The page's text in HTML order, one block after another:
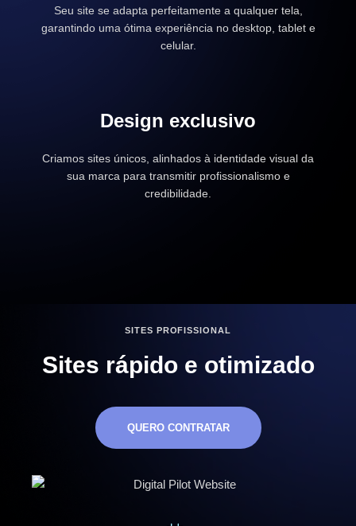
Seu site se adapta perfeitamente a qualquer tela,
garantindo uma ótima experiência no desktop, tablet e
celular.
Design exclusivo
Criamos sites únicos, alinhados à identidade visual da
sua marca para transmitir profissionalismo e
credibilidade.
SITES PROFISSIONAL
Sites rápido e otimizado
QUERO CONTRATAR